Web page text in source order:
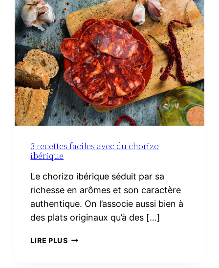
3 recettes faciles avec du chorizo
ibérique
Le chorizo ibérique séduit par sa
richesse en arômes et son caractère
authentique. On l’associe aussi bien à
des plats originaux qu’à des […]
LIRE PLUS3